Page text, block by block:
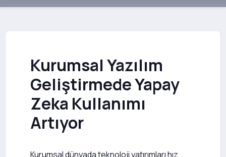
Kurumsal Yazılım
Geliştirmede Yapay
Zeka Kullanımı
Artıyor
Kurumsal dünyada teknoloji yatırımları hız